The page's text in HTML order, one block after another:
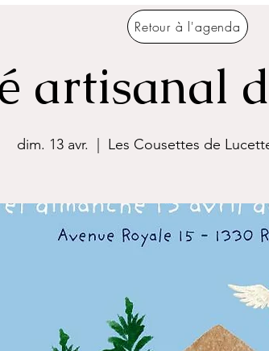
artisanal
dim. 13 avr. Les Cousettes de
Retour à l'agenda